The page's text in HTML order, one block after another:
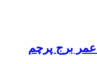
برج پرچم